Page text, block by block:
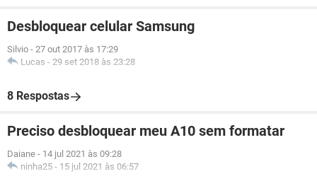
Desbloquear celular Samsung
Silvio - 27 out 2017 às 17:29
Lucas - 29 set 2018 às 23:28
8 Respostas
Preciso desbloquear meu A10 sem formatar
Daiane - 14 jul 2021 às 09:28
ninha25 - 15 jul 2021 às 06:57